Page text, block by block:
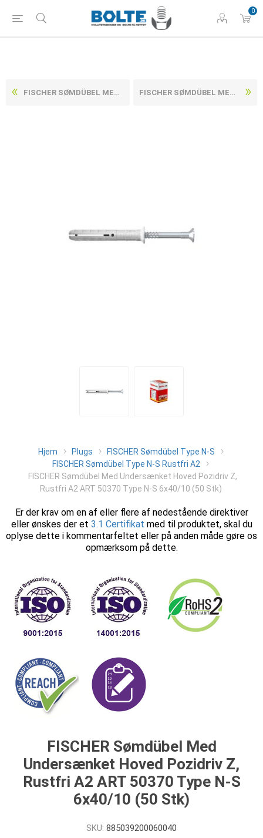
0
FISCHER SØMDÜBEL MED UNDERSÆNKET HOVED POZIDRIV Z, RUSTFRI A2 ART 50370 TYPE N-S 5X30/ 5 (100 STK) FISCHER SØMDÜBEL MED UNDERSÆNKET HOVED POZIDRIV Z, RUSTFRI A2 ART 50370 TYPE N-S 6X60/30 (50 STK)
Hjem Plugs
FISCHER Sømdübel Type N-S
FISCHER Sømdübel Type N-S Rustfri A2
FISCHER Sømdübel Med Undersænket Hoved Pozidriv Z,
Rustfri A2 ART 50370 Type N-S 6x40/10 (50 Stk)
Er der krav om en af eller flere af nedestående direktiver
eller ønskes der et 3.1 Certifikat med til produktet, skal du
oplyse dette i kommentarfeltet eller på anden måde gøre os
opmærksom på dette.
FISCHER Sømdübel Med
Undersænket Hoved Pozidriv Z,
Rustfri A2 ART 50370 Type N-S
6x40/10 (50 Stk)
SKU: 885039200060040